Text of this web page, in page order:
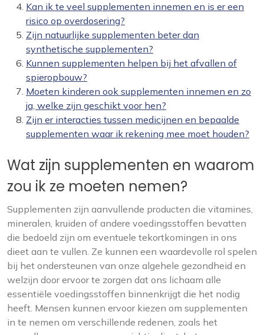
Kan ik te veel supplementen innemen en is er een
risico op overdosering?
Zijn natuurlijke supplementen beter dan
synthetische supplementen?
Kunnen supplementen helpen bij het afvallen of
spieropbouw?
Moeten kinderen ook supplementen innemen en zo
ja, welke zijn geschikt voor hen?
Zijn er interacties tussen medicijnen en bepaalde
supplementen waar ik rekening mee moet houden?
Wat zijn supplementen en waarom
zou ik ze moeten nemen?
Supplementen zijn aanvullende producten die vitamines,
mineralen, kruiden of andere voedingsstoffen bevatten
die bedoeld zijn om eventuele tekortkomingen in ons
dieet aan te vullen. Ze kunnen een waardevolle rol spelen
bij het ondersteunen van onze algehele gezondheid en
welzijn door ervoor te zorgen dat ons lichaam alle
essentiële voedingsstoffen binnenkrijgt die het nodig
heeft. Mensen kunnen ervoor kiezen om supplementen
in te nemen om verschillende redenen, zoals het